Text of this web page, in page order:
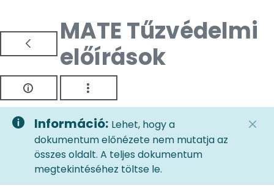
MATE Tűzvédelmi
előírások
Információ: Lehet, hogy a
dokumentum előnézete nem mutatja az
összes oldalt. A teljes dokumentum
megtekintéséhez töltse le.